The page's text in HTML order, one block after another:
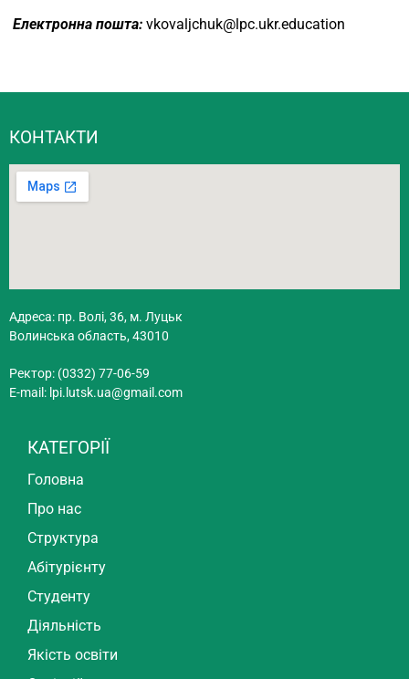
Електронна пошта: vkovaljchuk@lpc.ukr.education
КОНТАКТИ
Адреса: пр. Волі, 36, м. Луцьк
Волинська область, 43010
Ректор: (0332) 77-06-59
E-mail: lpi.lutsk.ua@gmail.com
КАТЕГОРІЇ
Головна
Про нас
Структура
Абітурієнту
Студенту
Діяльність
Якість освіти